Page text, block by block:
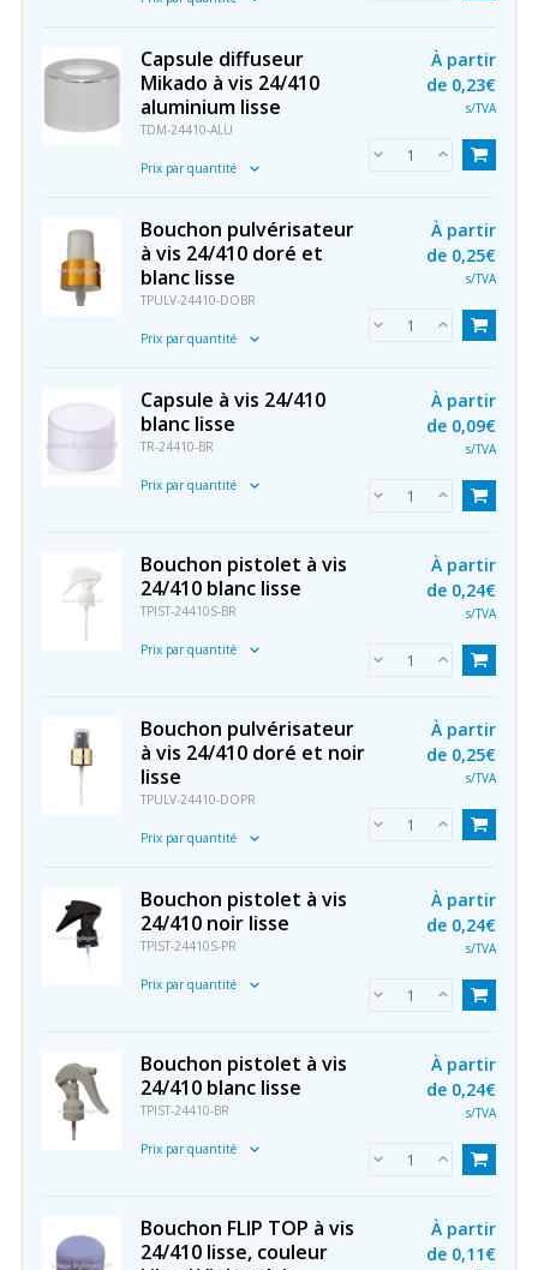
Capsule diffuseur
Mikado à vis 24/410
aluminium lisse
TDM-24410-ALU
Prix par quantité
À partir
de 0,23€
s/TVA
Bouchon pulvérisateur
à vis 24/410 doré et
blanc lisse
TPULV-24410-DOBR
Prix par quantité
À partir
de 0,25€
s/TVA
Capsule à vis 24/410
blanc lisse
TR-24410-BR
Prix par quantité
À partir
de 0,09€
s/TVA
Bouchon pistolet à vis
24/410 blanc lisse
TPIST-24410S-BR
Prix par quantité
À partir
de 0,24€
s/TVA
Bouchon pulvérisateur
à vis 24/410 doré et noir
lisse
TPULV-24410-DOPR
Prix par quantité
À partir
de 0,25€
s/TVA
Bouchon pistolet à vis
24/410 noir lisse
TPIST-24410S-PR
Prix par quantité
À partir
de 0,24€
s/TVA
Bouchon pistolet à vis
24/410 blanc lisse
TPIST-24410-BR
Prix par quantité
À partir
de 0,24€
s/TVA
Bouchon FLIP TOP à vis
24/410 lisse, couleur
À partir
de 0,11€